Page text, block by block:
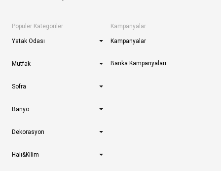
Popüler Kategoriler
Yatak Odası
Mutfak
Sofra
Banyo
Dekorasyon
Halı&Kilim
Kampanyalar
Kampanyalar
Banka Kampanyaları